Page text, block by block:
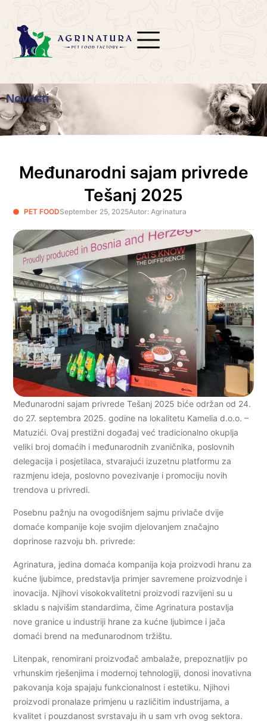
Novosti
Međunarodni sajam privrede
Tešanj 2025
PET FOODSeptember 25, 2025Autor: Agrinatura
Međunarodni sajam privrede Tešanj 2025 biće održan od 24.
do 27. septembra 2025. godine na lokalitetu Kamelia d.o.o. –
Matuzići. Ovaj prestižni događaj već tradicionalno okuplja
veliki broj domaćih i međunarodnih zvaničnika, poslovnih
delegacija i posjetilaca, stvarajući izuzetnu platformu za
razmjenu ideja, poslovno povezivanje i promociju novih
trendova u privredi.
Posebnu pažnju na ovogodišnjem sajmu privlače dvije
domaće kompanije koje svojim djelovanjem značajno
doprinose razvoju bh. privrede:
Agrinatura, jedina domaća kompanija koja proizvodi hranu za
kućne ljubimce, predstavlja primjer savremene proizvodnje i
inovacija. Njihovi visokokvalitetni proizvodi razvijeni su u
skladu s najvišim standardima, čime Agrinatura postavlja
nove granice u industriji hrane za kućne ljubimce i jača
domaći brend na međunarodnom tržištu.
Litenpak, renomirani proizvođač ambalaže, prepoznatljiv po
vrhunskim rješenjima i modernoj tehnologiji, donosi inovativna
pakovanja koja spajaju funkcionalnost i estetiku. Njihovi
proizvodi pronalaze primjenu u različitim industrijama, a
kvalitet i pouzdanost svrstavaju ih u sam vrh ovog sektora.